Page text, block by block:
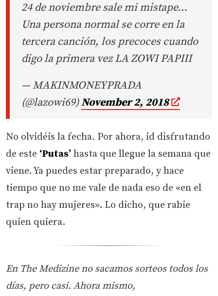
24 de noviembre sale mi mistape…
Una persona normal se corre en la
tercera canción, los precoces cuando
digo la primera vez LA ZOWI PAPIII
— MAKINMONEYPRADA
(@lazowi69)November 2, 2018
No olvidéis la fecha. Por ahora, id disfrutando
de este ‘Putas’ hasta que llegue la semana que
viene. Ya puedes estar preparado, y hace
tiempo que no me vale de nada eso de «en el
trap no hay mujeres». Lo dicho, que rabie
quien quiera.
En The Medizine no sacamos sorteos todos los
días, pero casi. Ahora mismo,